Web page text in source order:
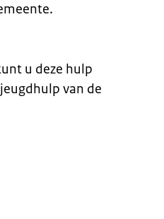
u deze hulp
van de